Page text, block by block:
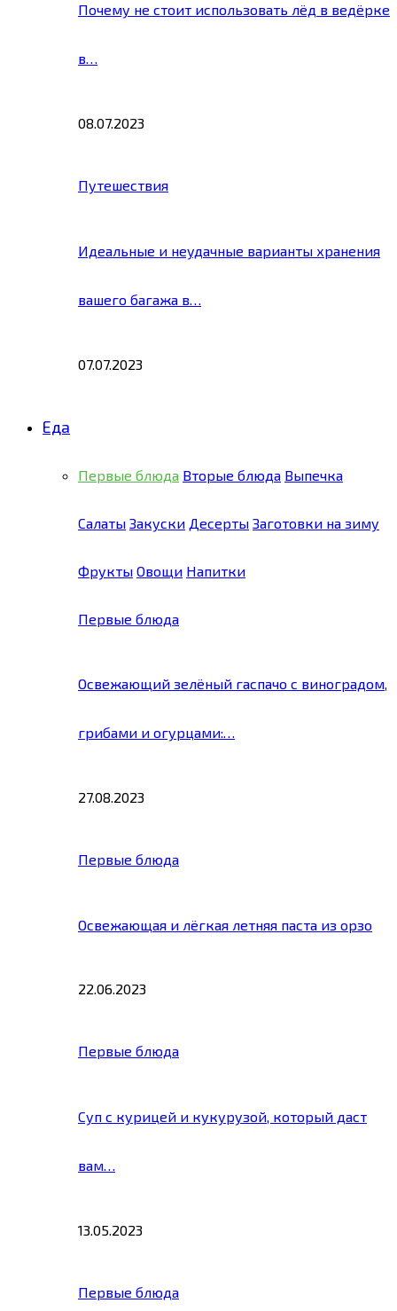
Почему не стоит использовать лёд в ведёрке
в…
08.07.2023
Путешествия
Идеальные и неудачные варианты хранения
вашего багажа в…
07.07.2023
Еда
Первые блюда Вторые блюда Выпечка
Салаты Закуски Десерты Заготовки на зиму
Фрукты Овощи Напитки
Первые блюда
Освежающий зелёный гаспачо с виноградом,
грибами и огурцами:…
27.08.2023
Первые блюда
Освежающая и лёгкая летняя паста из орзо
22.06.2023
Первые блюда
Суп с курицей и кукурузой, который даст
вам…
13.05.2023
Первые блюда